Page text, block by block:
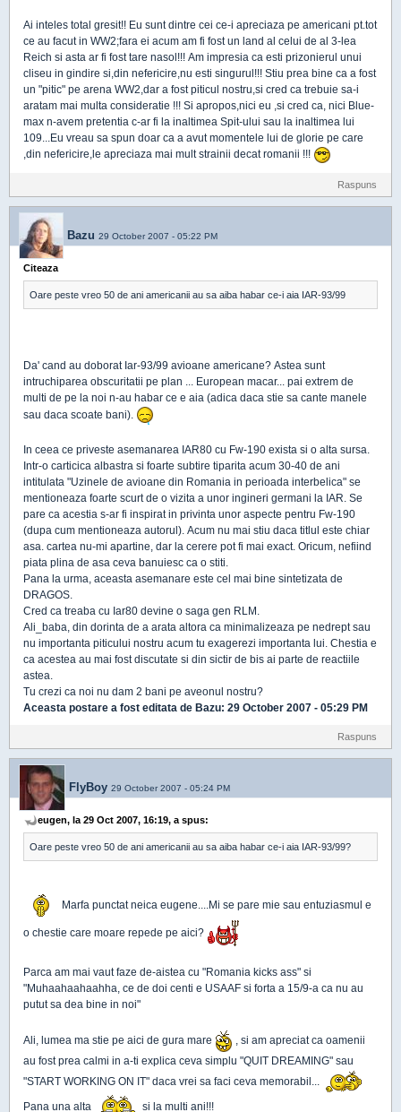
Ai inteles total gresit!! Eu sunt dintre cei ce-i apreciaza pe americani pt.tot
ce au facut in WW2;fara ei acum am fi fost un land al celui de al 3-lea
Reich si asta ar fi fost tare nasol!!! Am impresia ca esti prizonierul unui
cliseu in gindire si,din nefericire,nu esti singurul!!! Stiu prea bine ca a fost
un "pitic" pe arena WW2,dar a fost piticul nostru,si cred ca trebuie sa-i
aratam mai multa consideratie !!! Si apropos,nici eu ,si cred ca, nici Blue-
max n-avem pretentia c-ar fi la inaltimea Spit-ului sau la inaltimea lui
109...Eu vreau sa spun doar ca a avut momentele lui de glorie pe care
,din nefericire,le apreciaza mai mult strainii decat romanii !!!
Raspuns
Bazu 29 October 2007 - 05:22 PM
Citeaza
Oare peste vreo 50 de ani americanii au sa aiba habar ce-i aia IAR-93/99
Da' cand au doborat Iar-93/99 avioane americane? Astea sunt
intruchiparea obscuritatii pe plan ... European macar... pai extrem de
multi de pe la noi n-au habar ce e aia (adica daca stie sa cante manele
sau daca scoate bani).
In ceea ce priveste asemanarea IAR80 cu Fw-190 exista si o alta sursa.
Intr-o carticica albastra si foarte subtire tiparita acum 30-40 de ani
intitulata "Uzinele de avioane din Romania in perioada interbelica" se
mentioneaza foarte scurt de o vizita a unor ingineri germani la IAR. Se
pare ca acestia s-ar fi inspirat in privinta unor aspecte pentru Fw-190
(dupa cum mentioneaza autorul). Acum nu mai stiu daca titlul este chiar
asa. cartea nu-mi apartine, dar la cerere pot fi mai exact. Oricum, nefiind
piata plina de asa ceva banuiesc ca o stiti.
Pana la urma, aceasta asemanare este cel mai bine sintetizata de
DRAGOS.
Cred ca treaba cu Iar80 devine o saga gen RLM.
Ali_baba, din dorinta de a arata altora ca minimalizeaza pe nedrept sau
nu importanta piticului nostru acum tu exagerezi importanta lui. Chestia e
ca acestea au mai fost discutate si din sictir de bis ai parte de reactiile
astea.
Tu crezi ca noi nu dam 2 bani pe aveonul nostru?
Aceasta postare a fost editata de Bazu: 29 October 2007 - 05:29 PM
Raspuns
FlyBoy 29 October 2007 - 05:24 PM
eugen, la 29 Oct 2007, 16:19, a spus:
Oare peste vreo 50 de ani americanii au sa aiba habar ce-i aia IAR-93/99?
Marfa punctat neica eugene....Mi se pare mie sau entuziasmul e
o chestie care moare repede pe aici?
Parca am mai vaut faze de-aistea cu "Romania kicks ass" si
"Muhaahaahaahha, ce de doi centi e USAAF si forta a 15/9-a ca nu au
putut sa dea bine in noi"
Ali, lumea ma stie pe aici de gura mare
, si am apreciat ca oamenii
au fost prea calmi in a-ti explica ceva simplu "QUIT DREAMING" sau
"START WORKING ON IT" daca vrei sa faci ceva memorabil...
Pana una alta
si la multi ani!!!